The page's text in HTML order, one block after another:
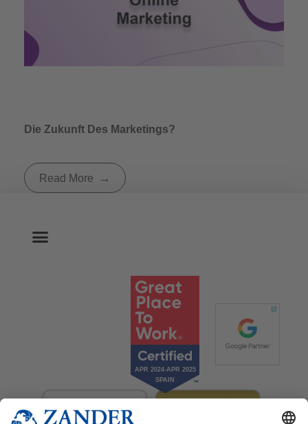
Die Zukunft Des Marketings?
Read More